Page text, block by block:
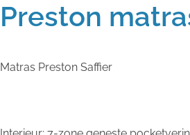
Preston
Matras Preston Saffier